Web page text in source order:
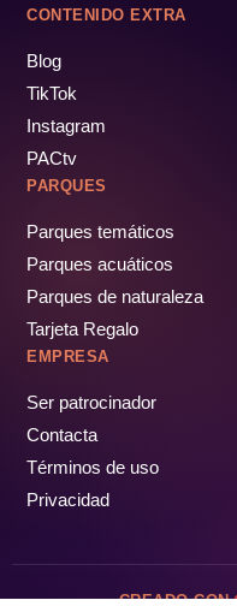
CONTENIDO EXTRA
Blog
TikTok
Instagram
PACtv
PARQUES
Parques temáticos
Parques acuáticos
Parques de naturaleza
Tarjeta Regalo
EMPRESA
Ser patrocinador
Contacta
Términos de uso
Privacidad
CREADO CON